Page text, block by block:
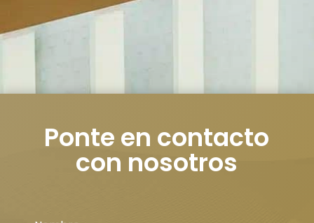
Ponte en contacto
con nosotros